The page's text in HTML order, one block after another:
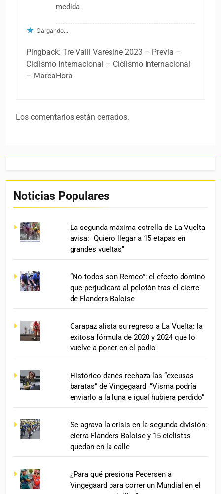
medida
Cargando...
Pingback: Tre Valli Varesine 2023 – Previa –
Ciclismo Internacional – Ciclismo Internacional
– MarcaHora
Los comentarios están cerrados.
Noticias Populares
La segunda máxima estrella de La Vuelta
avisa: "Quiero llegar a 15 etapas en
grandes vueltas"
“No todos son Remco”: el efecto dominó
que perjudicará al pelotón tras el cierre
de Flanders Baloise
Carapaz alista su regreso a La Vuelta: la
exitosa fórmula de 2020 y 2024 que lo
vuelve a poner en el podio
Histórico danés rechaza las “excusas
baratas” de Vingegaard: “Visma podría
enviarlo a la luna e igual hubiera perdido”
Se agrava la crisis en la segunda división:
cierra Flanders Baloise y 15 ciclistas
quedan en la calle
¿Para qué presiona Pedersen a
Vingegaard para correr un Mundial en el